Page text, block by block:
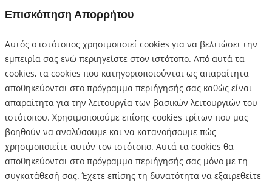
Επισκόπηση Απορρήτου
Αυτός ο ιστότοπος χρησιμοποιεί cookies για να βελτιώσει την
εμπειρία σας ενώ περιηγείστε στον ιστότοπο. Από αυτά τα
cookies, τα cookies που κατηγοριοποιούνται ως απαραίτητα
αποθηκεύονται στο πρόγραμμα περιήγησής σας καθώς είναι
απαραίτητα για την λειτουργία των βασικών λειτουργιών του
ιστότοπου. Χρησιμοποιούμε επίσης cookies τρίτων που μας
βοηθούν να αναλύσουμε και να κατανοήσουμε πώς
χρησιμοποιείτε αυτόν τον ιστότοπο. Αυτά τα cookies θα
αποθηκεύονται στο πρόγραμμα περιήγησής σας μόνο με τη
συγκατάθεσή σας. Έχετε επίσης τη δυνατότητα να εξαιρεθείτε